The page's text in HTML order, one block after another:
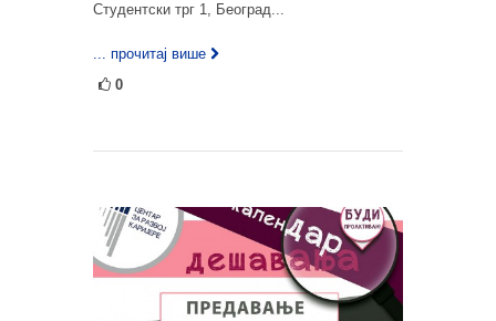
Студентски трг 1, Београд...
... прочитај више
0